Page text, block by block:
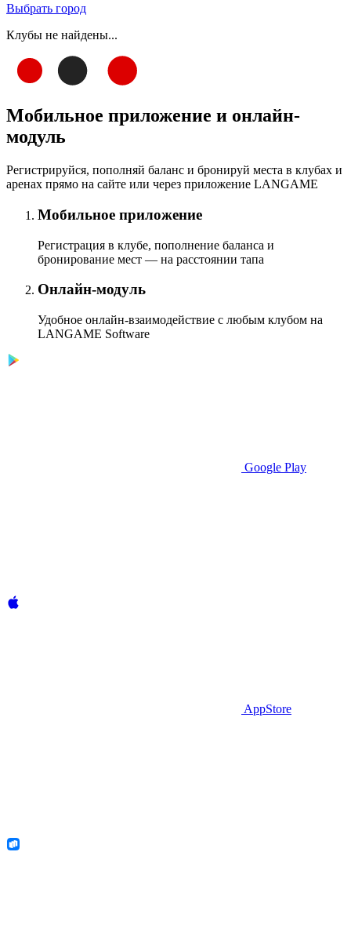
Выбрать город
Клубы не найдены...
Мобильное приложение и онлайн-
модуль
Регистрируйся, пополняй баланс и бронируй места в клубах и
аренах прямо на сайте или через приложение LANGAME
Мобильное приложение
Регистрация в клубе, пополнение баланса и
бронирование мест — на расстоянии тапа
Онлайн-модуль
Удобное онлайн-взаимодействие с любым клубом на
LANGAME Software
Google Play
AppStore